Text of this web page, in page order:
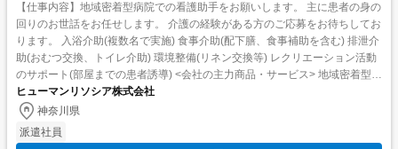
【仕事内容】地域密着型病院での看護助手をお願いします。 主に患者の身の
回りのお世話をお任せします。 介護の経験がある方のご応募をお待ちしてお
ります。 入浴介助(複数名で実施) 食事介助(配下膳、食事補助を含む) 排泄介
助(おむつ交換、トイレ介助) 環境整備(リネン交換等) レクリエーション活動
のサポート(部屋までの患者誘導) <会社の主力商品・サービス> 地域密着型病
院 <勤務時間...
ヒューマンリソシア株式会社
神奈川県
派遣社員